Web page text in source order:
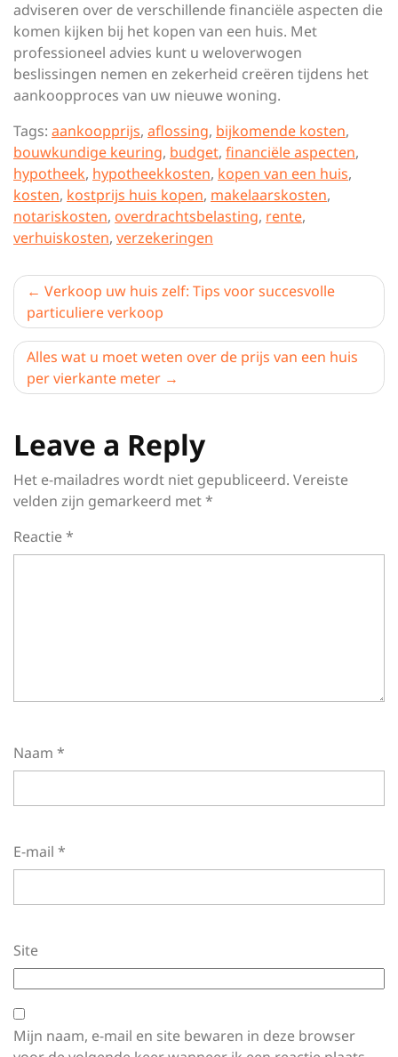
adviseren over de verschillende financiële aspecten die
komen kijken bij het kopen van een huis. Met
professioneel advies kunt u weloverwogen
beslissingen nemen en zekerheid creëren tijdens het
aankoopproces van uw nieuwe woning.
Tags: aankoopprijs, aflossing, bijkomende kosten,
bouwkundige keuring, budget, financiële aspecten,
hypotheek, hypotheekkosten, kopen van een huis,
kosten, kostprijs huis kopen, makelaarskosten,
notariskosten, overdrachtsbelasting, rente,
verhuiskosten, verzekeringen
Berichtnavigatie
Verkoop uw huis zelf: Tips voor succesvolle
particuliere verkoop
Alles wat u moet weten over de prijs van een huis
per vierkante meter
Leave a Reply
Het e-mailadres wordt niet gepubliceerd. Vereiste
velden zijn gemarkeerd met*
Reactie*
Naam *
E-mail *
Site
Mijn naam, e-mail en site bewaren in deze browser